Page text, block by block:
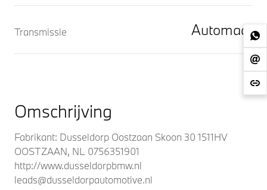
Automaat
Transmissie
Omschrijving
Fabrikant: Dusseldorp Oostzaan Skoon 30 1511HV
OOSTZAAN, NL 0756351901
http://www.dusseldorpbmw.nl
leads@dusseldorpautomotive.nl